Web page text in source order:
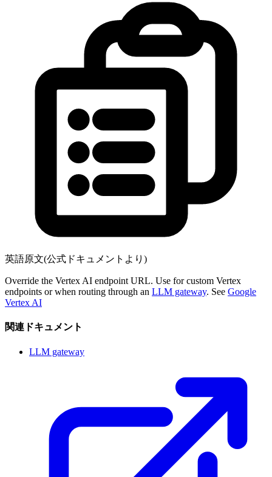
英語原文(公式ドキュメントより)
Override the Vertex AI endpoint URL. Use for custom Vertex
endpoints or when routing through an LLM gateway. See Google
Vertex AI
関連ドキュメント
LLM gateway